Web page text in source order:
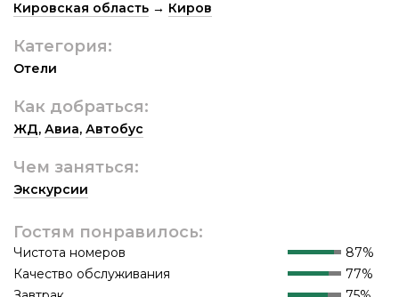
Кировская область → Киров
Категория:
Отели
Как добраться:
ЖД, Авиа, Автобус
Чем заняться:
Экскурсии
Гостям понравилось:
Чистота номеров
87%
Качество обслуживания
77%